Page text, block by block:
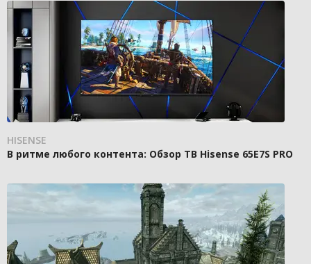
HISENSE
В ритме любого контента: Обзор ТВ Hisense 65E7S PRO